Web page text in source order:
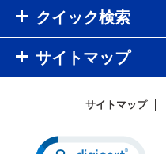
クイック検索
サイトマップ
サイトマップ